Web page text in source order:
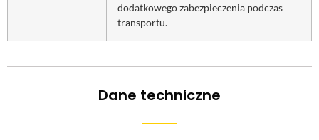
dodatkowego zabezpieczenia podczas
transportu.
Dane techniczne